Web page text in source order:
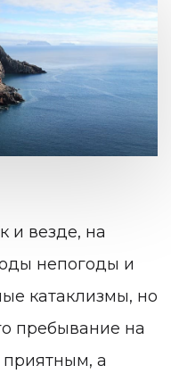
и везде, на
непогоды и
катаклизмы, но
пребывание на
а